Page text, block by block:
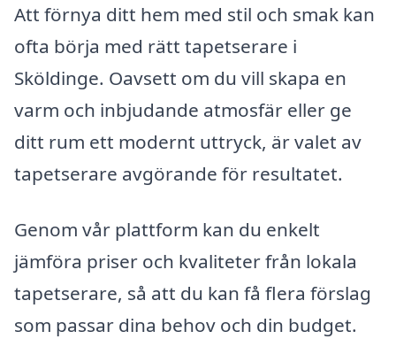
Att förnya ditt hem med stil och smak kan
ofta börja med rätt tapetserare i
Sköldinge. Oavsett om du vill skapa en
varm och inbjudande atmosfär eller ge
ditt rum ett modernt uttryck, är valet av
tapetserare avgörande för resultatet.
Genom vår plattform kan du enkelt
jämföra priser och kvaliteter från lokala
tapetserare, så att du kan få flera förslag
som passar dina behov och din budget.